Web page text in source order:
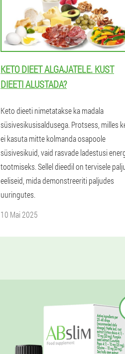
KETO DIEET ALGAJATELE. KUST
DIEETI ALUSTADA?
Keto dieeti nimetatakse ka madala
süsivesikusisaldusega. Protsess, milles
ei kasuta mitte kolmanda osapoole
süsivesikuid, vaid rasvade ladestusi
tootmiseks. Sellel dieedil on tervisele
eeliseid, mida demonstreeriti paljudes
uuringutes.
10 Mai 2025